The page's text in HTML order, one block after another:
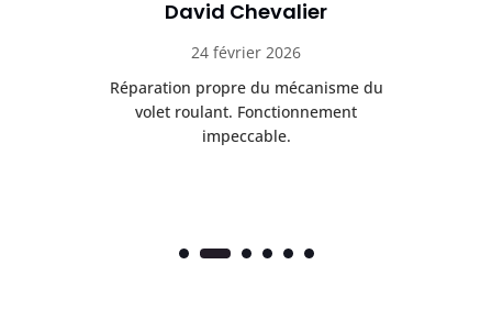
David Chevalier
24 février 2026
Réparation propre du mécanisme du
volet roulant. Fonctionnement
impeccable.